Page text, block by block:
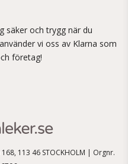
säker och trygg när du
vi oss av Klarna som
företag!
113 46 STOCKHOLM | Orgnr.